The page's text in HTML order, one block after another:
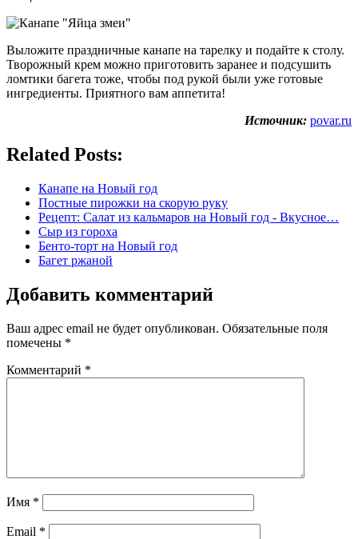
Выложите праздничные канапе на тарелку и подайте к столу.
Творожный крем можно приготовить заранее и подсушить
ломтики багета тоже, чтобы под рукой были уже готовые
ингредиенты. Приятного вам аппетита!
Источник: povar.ru
Related Posts:
Канапе на Новый год
Постные пирожки на скорую руку
Рецепт: Салат из кальмаров на Новый год - Вкусное…
Cыр из гороха
Бенто-торт на Новый год
Багет ржаной
Добавить комментарий
Ваш адрес email не будет опубликован. Обязательные поля
помечены *
Комментарий *
Имя *
Email *